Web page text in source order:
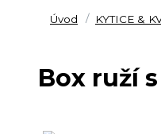
Úvod KYTICE &
Box ruží